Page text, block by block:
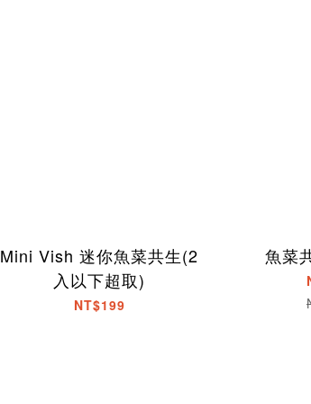
Mini Vish 迷你魚菜共生(2
入以下超取)
NT$199
魚菜